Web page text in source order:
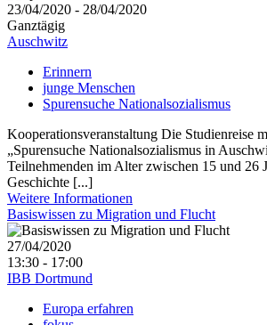
23/04/2020 - 28/04/2020
Ganztägig
Auschwitz
Erinnern
junge Menschen
Spurensuche Nationalsozialismus
Kooperationsveranstaltung Die Studienreise
„Spurensuche Nationalsozialismus in
Teilnehmenden im Alter zwischen 15 und 26
Geschichte [...]
Weitere Informationen
Basiswissen zu Migration und Flucht
27/04/2020
13:30 - 17:00
IBB Dortmund
Europa erfahren